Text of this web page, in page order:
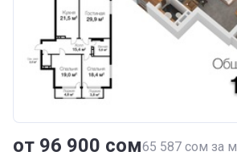
от ‍96 900 сом‍65 587 сом за м